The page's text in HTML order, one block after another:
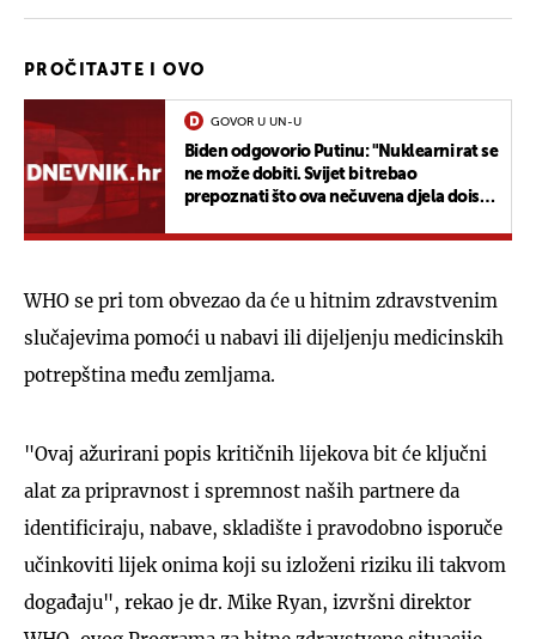
PROČITAJTE I OVO
GOVOR U UN-U
Biden odgovorio Putinu: "Nuklearni rat se
ne može dobiti. Svijet bi trebao
prepoznati što ova nečuvena djela doista
WHO se pri tom obvezao da će u hitnim zdravstvenim
slučajevima pomoći u nabavi ili dijeljenju medicinskih
potrepština među zemljama.
"Ovaj ažurirani popis kritičnih lijekova bit će ključni
alat za pripravnost i spremnost naših partnere da
identificiraju, nabave, skladište i pravodobno isporuče
učinkoviti lijek onima koji su izloženi riziku ili takvom
događaju", rekao je dr. Mike Ryan, izvršni direktor